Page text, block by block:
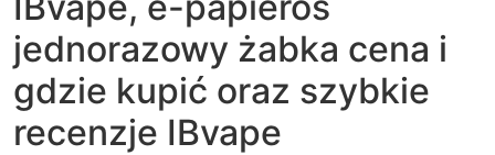
jednorazowy żabka cena i
gdzie kupić oraz szybkie
recenzje IBvape